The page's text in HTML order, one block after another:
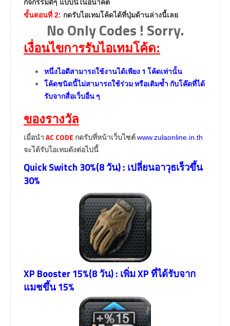
กิจกรรมดีๆ แบบนี้ในอนาคต
ขั้นตอนที่ 2: กดรับไอเทมโค้ดได้ที่ปุ่มด้านล่างนี้เลย
No Only Codes ! Sorry.
เงื่อนไขการรับไอเทมโค้ด:
หนึ่งไอดีสามารถใช้งานได้เพียง 1 โค้ดเท่านั้น
โค้ดชนิดนี้ไม่สามารถใช้ร่วม หรือเติมซ้ำ กับโค๊ดที่ได้
รับจากสื่อเว็บอื่น ๆ
ของรางวัล
เมื่อนำAC CODE กดรับที่หน้าเว็บไซต์www.zulaonline.in.th
จะได้รับไอเทมดังต่อไปนี้
Quick Switch 30%(8 วัน) : เปลี่ยนอาวุธเร็วขึ้น
30%
XP Booster 15%(8 วัน) : เพิ่ม XP ที่ได้รับจาก
แมชขึ้น 15%